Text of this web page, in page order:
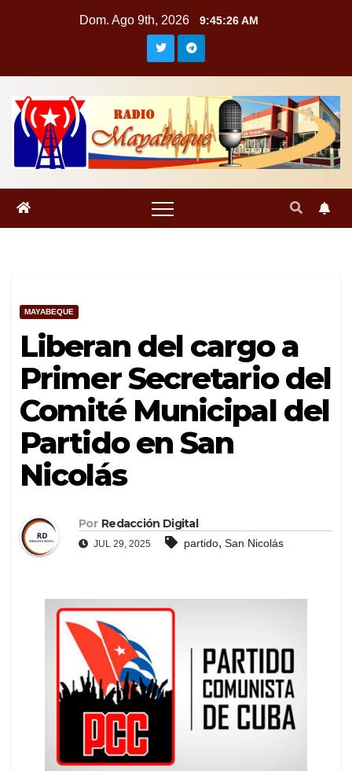
Dom. Ago 9th, 2026 9:45:27 AM
MAYABEQUE
Liberan del cargo a
Primer Secretario del
Comité Municipal del
Partido en San
Nicolás
Por Redacción Digital
JUL 29, 2025 partido, San Nicolás